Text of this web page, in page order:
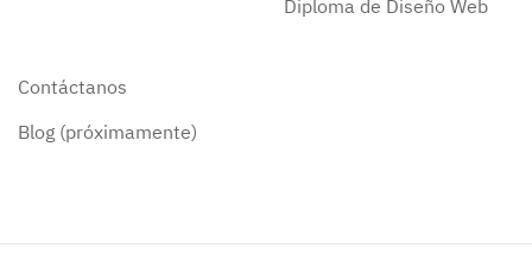
Diploma de Diseño Web
Contáctanos
Blog (próximamente)